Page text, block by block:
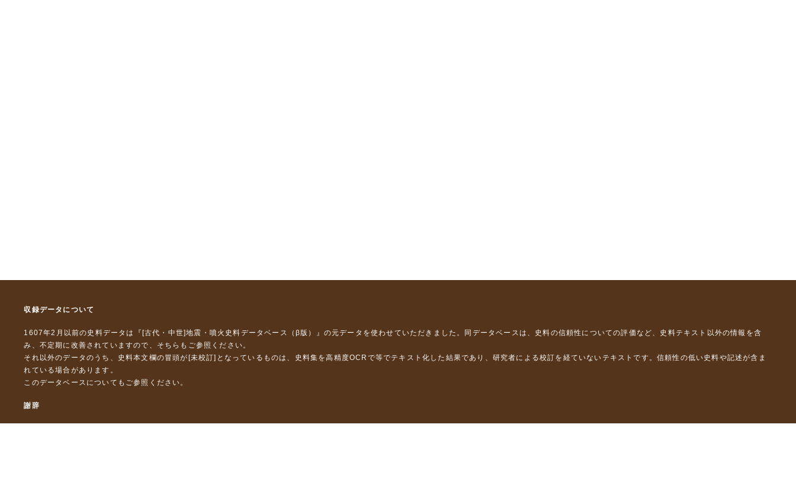
収録データについて
1607年2月以前の史料データは『 [古代・中世]地震・噴火史料データベース（β版）』 の元データを使わせていただきました。同データベースは、史料の信頼性についての評価など、史料テキスト以外の情報を含
み、不定期に改善されていますので、 そちら もご参照ください。
それ以外のデータのうち、史料本文欄の冒頭が[未校訂]となっているものは、史料集を高精度OCRで等でテキスト化した結果であり、研究者による校訂を経ていないテキストです。信頼性の低い史料や記述が含ま
れている場合があります。
このデータベースについて もご参照ください。
謝辞